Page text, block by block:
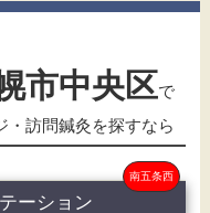
市中央区で
・訪問鍼灸を探すなら
南五条西
ーション